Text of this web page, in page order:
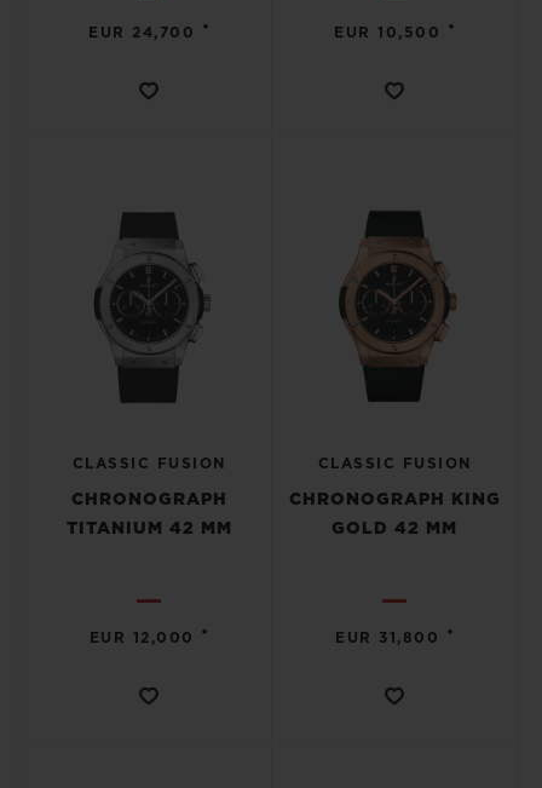
EUR 24,700 • EUR 10,500 •
CLASSIC FUSION
CHRONOGRAPH
TITANIUM 42 MM
EUR 12,000 •
CLASSIC FUSION
CHRONOGRAPH KING
GOLD 42 MM
EUR 31,800 •